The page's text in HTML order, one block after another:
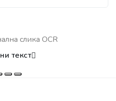
слика OCR
текст